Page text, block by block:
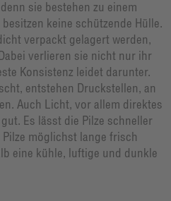
sie bestehen zu einem
keine schützende Hülle.
verpackt gelagert werden,
verlieren sie nicht nur ihr
Konsistenz leidet darunter.
entstehen Druckstellen, an
Auch Licht, vor allem direktes
Es lässt die Pilze schneller
möglichst lange frisch
eine kühle, luftige und dunkle